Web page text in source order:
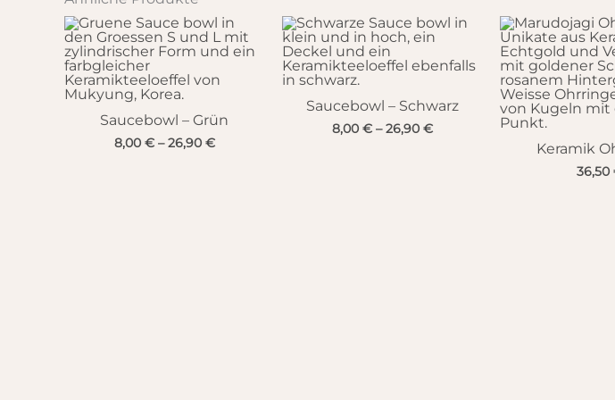
Saucebowl – Grün
8,00 €–26,90 €
Saucebowl – Schwarz
8,00 €–26,90 €
Keramik
36,50